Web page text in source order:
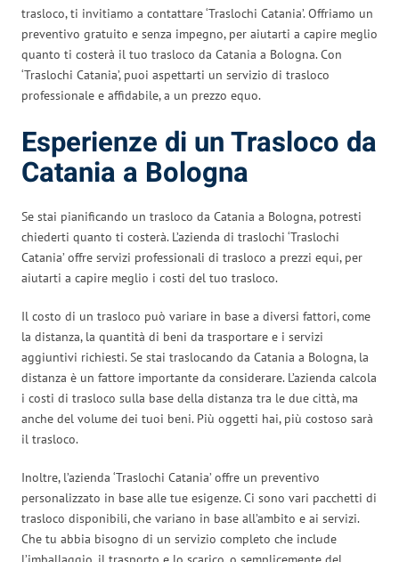
trasloco, ti invitiamo a contattare ‘Traslochi Catania’. Offriamo un
preventivo gratuito e senza impegno, per aiutarti a capire meglio
quanto ti costerà il tuo trasloco da Catania a Bologna. Con
‘Traslochi Catania’, puoi aspettarti un servizio di trasloco
professionale e affidabile, a un prezzo equo.
Esperienze di un Trasloco da
Catania a Bologna
Se stai pianificando un trasloco da Catania a Bologna, potresti
chiederti quanto ti costerà. L’azienda di traslochi ‘Traslochi
Catania’ offre servizi professionali di trasloco a prezzi equi, per
aiutarti a capire meglio i costi del tuo trasloco.
Il costo di un trasloco può variare in base a diversi fattori, come
la distanza, la quantità di beni da trasportare e i servizi
aggiuntivi richiesti. Se stai traslocando da Catania a Bologna, la
distanza è un fattore importante da considerare. L’azienda calcola
i costi di trasloco sulla base della distanza tra le due città, ma
anche del volume dei tuoi beni. Più oggetti hai, più costoso sarà
il trasloco.
Inoltre, l’azienda ‘Traslochi Catania’ offre un preventivo
personalizzato in base alle tue esigenze. Ci sono vari pacchetti di
trasloco disponibili, che variano in base all’ambito e ai servizi.
Che tu abbia bisogno di un servizio completo che include